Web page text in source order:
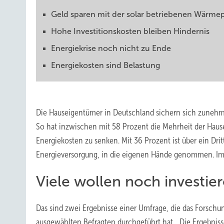
Geld sparen mit der solar betriebenen
Hohe Investitionskosten bleiben Hindernis
Energiekrise noch nicht zu Ende
Energiekosten sind Belastung
Die Hauseigentümer in Deutschland sichern sich
So hat inzwischen mit 58 Prozent die Mehrheit der
Energiekosten zu senken. Mit 36 Prozent ist über ein
Energieversorgung, in die eigenen Hände genommen.
Viele wollen noch
Das sind zwei Ergebnisse einer Umfrage, die das
ausgewählten Befragten durchgeführt hat. „Die